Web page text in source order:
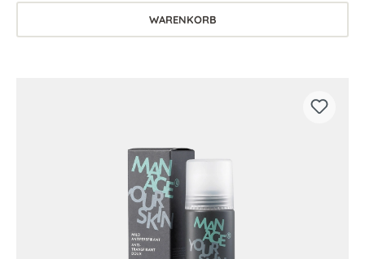
WARENKORB